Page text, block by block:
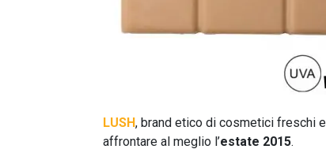
LUSH, brand etico di cosmetici freschi
affrontare al meglio l’estate 2015.